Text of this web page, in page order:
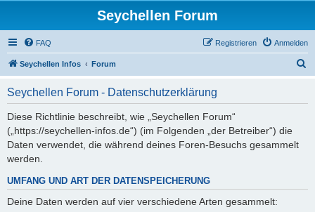
Seychellen Forum
FAQ Anmelden
Registrieren
Seychellen Infos Forum
Seychellen Forum - Datenschutzerklärung
Diese Richtlinie beschreibt, wie „Seychellen Forum“
(„https://seychellen-infos.de“) (im Folgenden „der Betreiber“) die
Daten verwendet, die während deines Foren-Besuchs gesammelt
werden.
UMFANG UND ART DER DATENSPEICHERUNG
Deine Daten werden auf vier verschiedene Arten gesammelt: